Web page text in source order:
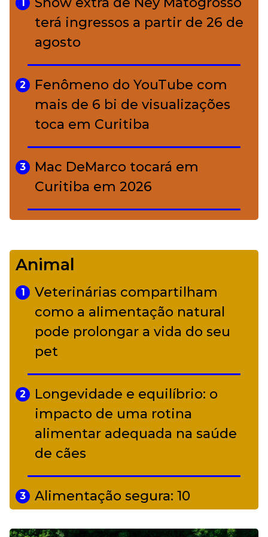
conquistou o luxo
A ciência por trás da skincare: a
função de cada ativo
1
terá ingressos a partir de 26 de
agosto
2
Fenômeno do YouTube com
mais de 6 bi de visualizações
toca em Curitiba
3
Mac DeMarco tocará em
Curitiba em 2026
Camerata tem repertório
diverso a partir de R$ 17
Adriana Calcanhotto retoma
alter ego infantil para show em
Curitiba
Animal
1
Veterinárias compartilham
como a alimentação natural
pode prolongar a vida do seu
pet
2
Longevidade e equilíbrio: o
impacto de uma rotina
alimentar adequada na saúde
de cães
3
Alimentação segura: 10